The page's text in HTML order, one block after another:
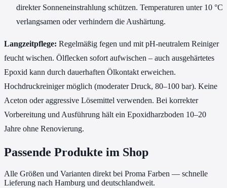
direkter Sonneneinstrahlung schützen. Temperaturen unter 10 °C
verlangsamen oder verhindern die Aushärtung.
Langzeitpflege: Regelmäßig fegen und mit pH-neutralem Reiniger
feucht wischen. Ölflecken sofort aufwischen – auch ausgehärtetes
Epoxid kann durch dauerhaften Ölkontakt erweichen.
Hochdruckreiniger möglich (moderater Druck, 80–100 bar). Keine
Aceton oder aggressive Lösemittel verwenden. Bei korrekter
Vorbereitung und Ausführung hält ein Epoxidharzboden 10–20
Jahre ohne Renovierung.
Passende Produkte im Shop
Alle Größen und Varianten direkt bei Proma Farben — schnelle
Lieferung nach Hamburg und deutschlandweit.